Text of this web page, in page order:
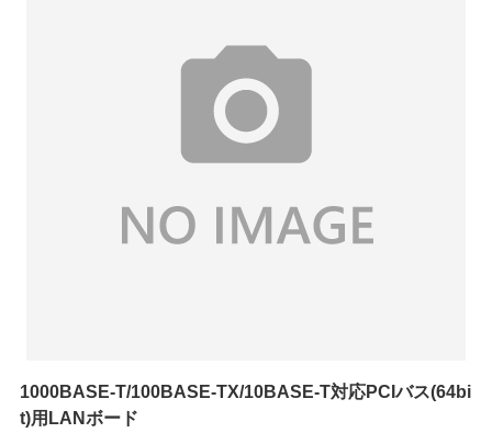
1000BASE-T/100BASE-TX/10BASE-T対応PCIバス(64bi
t)用LANボード